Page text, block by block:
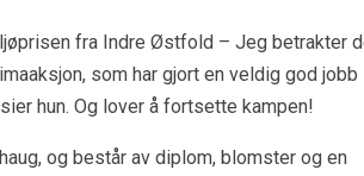
fra Indre Østfold – Jeg betrakter
som har gjort en veldig god jobb
hun. Og lover å fortsette kampen!
og består av diplom, blomster og en